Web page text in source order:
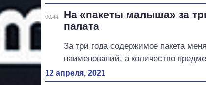
00:44
На «пакеты малыша» за
палата
За три года содержимое пакета
наименований, а количество
12 апреля, 2021